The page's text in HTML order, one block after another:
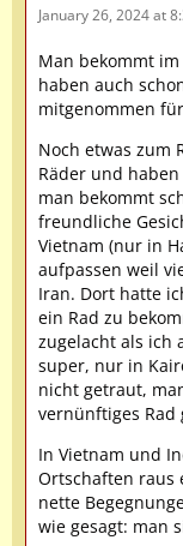
January 26, 2024 at
Man bekommt
haben auch
mitgenommen
Noch etwas zum
Räder und
man bekommt
freundliche
Vietnam (nur in
aufpassen weil
Iran. Dort hatte
ein Rad zu
zugelacht als ich
super, nur in
nicht getraut,
vernünftiges Rad
In Vietnam und
Ortschaften raus
nette
wie gesagt: man